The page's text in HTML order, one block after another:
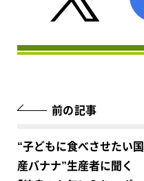
前の記事
“子どもに食べさせたい国
産バナナ”生産者に聞く